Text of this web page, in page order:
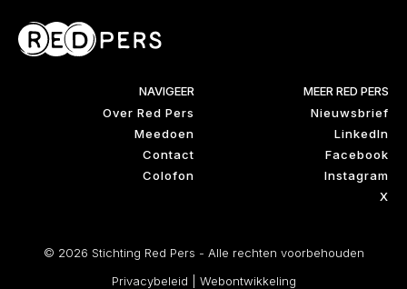
NAVIGEER
Over Red Pers
Meedoen
Contact
Colofon
MEER RED PERS
Nieuwsbrief
LinkedIn
Facebook
Instagram
X
© 2026 Stichting Red Pers - Alle rechten voorbehouden
Privacybeleid
Webontwikkeling